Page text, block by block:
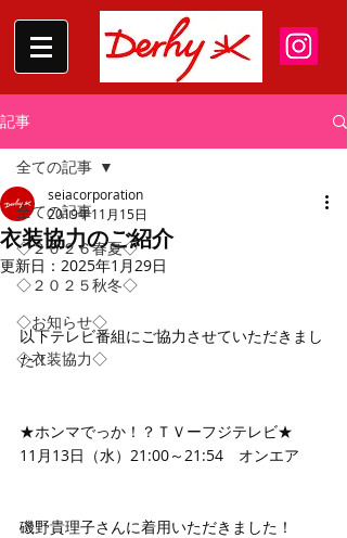
記事
全ての記事
◇２０２６春夏◇
◇２０２５秋冬◇
◇お知らせ◇
◇衣装協力◇
全ての記事
衣装協力のご紹介
seiacorporation
2019年11月15日
更新日： 2025年1月29日
以下テレビ番組にご協力させていただきまし
た！
★ホンマでっか！？ＴＶーフジテレビ★
11月13日（水）21:00～21:54　オンエア
磯野貴理子さんに着用いただきました！